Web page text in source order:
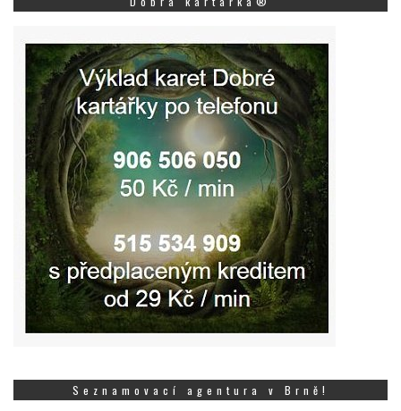
Seznamovací agentura v Brně!